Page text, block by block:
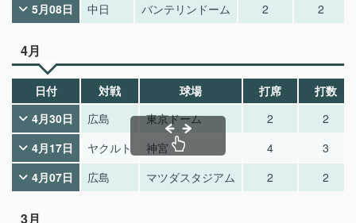
5月08日
中日 バンテリンドーム 2 2
4月
日付 対戦 球場 打席
打数
4月30日
広島 東京ドーム 2
2
4月17日
ヤクルト 神宮 4
3
4月07日
広島 マツダスタジアム 2 2
3月